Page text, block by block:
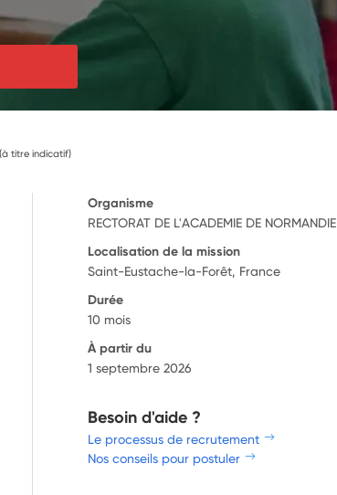
titre indicatif)
Organisme
RECTORAT DE L'ACADEMIE DE NORMANDIE
Localisation de la mission
Saint-Eustache-la-Forêt, France
Durée
10 mois
À partir du
1 septembre 2026
Besoin d'aide ?
Le processus de recrutement
Nos conseils pour postuler